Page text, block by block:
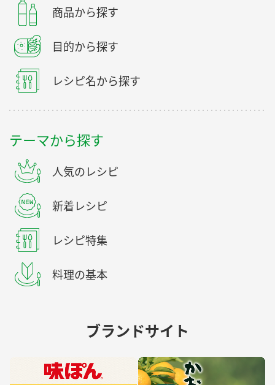
商品から探す
目的から探す
レシピ名から探す
テーマから探す
人気のレシピ
新着レシピ
レシピ特集
料理の基本
ブランドサイト